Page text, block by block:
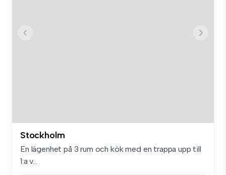
Stockholm
En lägenhet på 3 rum och kök med en trappa upp till
1:a v...